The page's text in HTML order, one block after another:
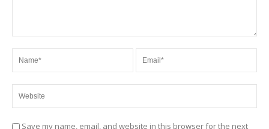
Save my name, email, and website in this browser for the next